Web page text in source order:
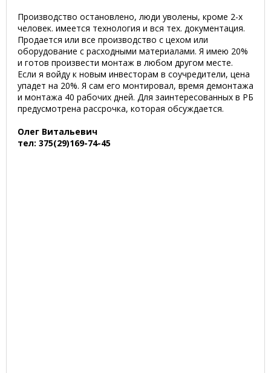
Производство остановлено, люди уволены, кроме 2-х
человек. имеется технология и вся тех. документация.
Продается или все производство с цехом или
оборудование с расходными материалами. Я имею 20%
и готов произвести монтаж в любом другом месте.
Если я войду к новым инвесторам в соучредители, цена
упадет на 20%. Я сам его монтировал, время демонтажа
и монтажа 40 рабочих дней. Для заинтересованных в РБ
предусмотрена рассрочка, которая обсуждается.
Олег Витальевич
тел: 375(29)169-74-45